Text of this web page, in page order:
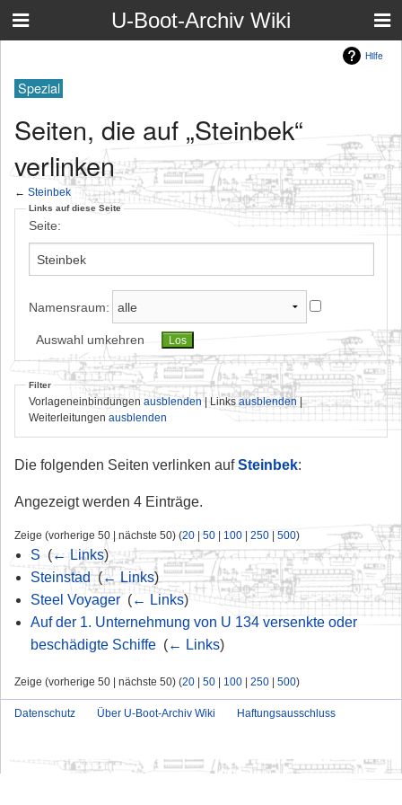
U-Boot-Archiv Wiki
Hilfe
Spezial
Seiten, die auf „Steinbek“
verlinken
← Steinbek
Links auf diese Seite
Seite:
Namensraum:
Auswahl umkehren
Filter
Vorlageneinbindungen ausblenden| Linksausblenden|
Weiterleitungen ausblenden
Die folgenden Seiten verlinken aufSteinbek:
Angezeigt werden 4 Einträge.
Zeige (vorherige 50 | nächste 50) (20 | 50 | 100 | 250 | 500)
S (← Links)
Steinstad‎(← Links)
Steel Voyager‎ (← Links)
Auf der 1. Unternehmung von U 134 versenkte oder
beschädigte Schiffe‎ (← Links)
Zeige (vorherige 50 | nächste 50) (20 | 50 | 100 | 250 | 500)
Datenschutz Über U-Boot-Archiv Wiki Haftungsausschluss